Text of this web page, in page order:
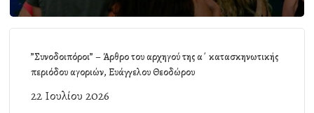
”Συνοδοιπόροι” – Άρθρο του αρχηγού της α΄ κατασκηνωτικής
περιόδου αγοριών, Ευάγγελου Θεοδώρου
22 Ιουλίου 2026